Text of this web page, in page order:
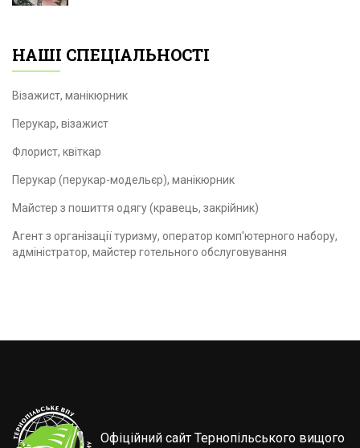
НАШІ СПЕЦІАЛЬНОСТІ
Візажист, манікюрник
Перукар, візажист
Флорист, квіткар
Перукар (перукар-модельєр), манікюрник
Майстер з пошиття одягу (кравець, закрійник)
Агент з організації туризму, оператор комп'ютерного набору,
адміністратор, майстер готельного обслуговування
Офіційний сайт Тернопільського вищого